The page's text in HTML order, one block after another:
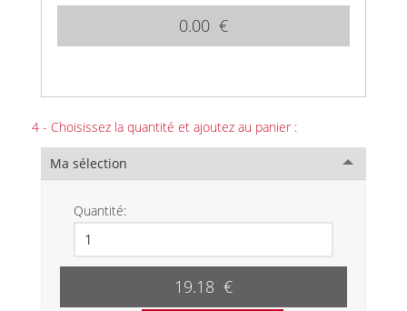
0.00 €
4 - Choisissez la quantité et ajoutez au panier :
Ma sélection
Quantité:
19.18 €